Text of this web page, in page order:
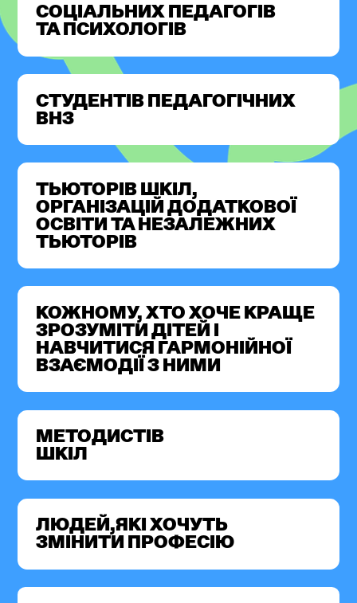
СОЦІАЛЬНИХ ПЕДАГОГІВ
ТА ПСИХОЛОГІВ
СТУДЕНТІВ ПЕДАГОГІЧНИХ
ВНЗ
ТЬЮТОРІВ ШКІЛ,
ОРГАНІЗАЦІЙ ДОДАТКОВОЇ
ОСВІТИ ТА НЕЗАЛЕЖНИХ
ТЬЮТОРІВ
КОЖНОМУ, ХТО ХОЧЕ КРАЩЕ
ЗРОЗУМІТИ ДІТЕЙ I
НАВЧИТИСЯ ГАРМОНІЙНОЇ
ВЗАЄМОДІЇ З НИМИ
МЕТОДИСТІВ
ШКІЛ
ЛЮДЕЙ,ЯКІ ХОЧУТЬ
ЗМІНИТИ ПРОФЕСІЮ